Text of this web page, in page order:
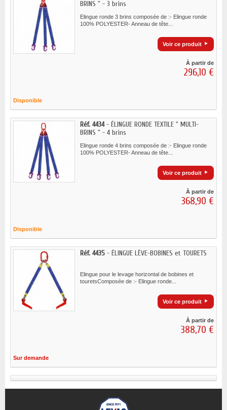
BRINS " - 3 brins
Elingue ronde 3 brins composée de :- Elingue ronde
100% POLYESTER- Anneau de tête...
Voir ce produit
À partir de
296,10 €
Disponible
Réf. 4434- ÉLINGUE RONDE TEXTILE " MULTI-
BRINS " - 4 brins
Elingue ronde 4 brins composée de :- Elingue ronde
100% POLYESTER- Anneau de tête...
Voir ce produit
À partir de
368,90 €
Disponible
Réf. 4435 - ÉLINGUE LÈVE-BOBINES et TOURETS
Elingue pour le levage horizontal de bobines et
touretsComposée de :- Elingue ronde...
Voir ce produit
À partir de
388,70 €
Sur demande